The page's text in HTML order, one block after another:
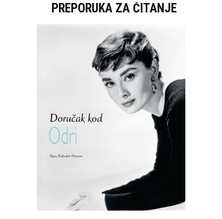
PREPORUKA ZA ČITANJE